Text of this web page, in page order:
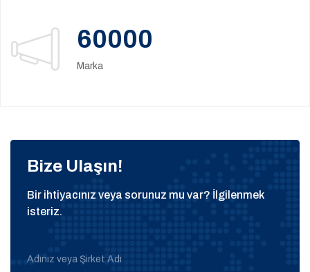
60000
Marka
Bize Ulaşın!
Bir ihtiyacınız veya sorunuz mu var? İlgilenmek
isteriz.
Adınız veya Şirket Adı